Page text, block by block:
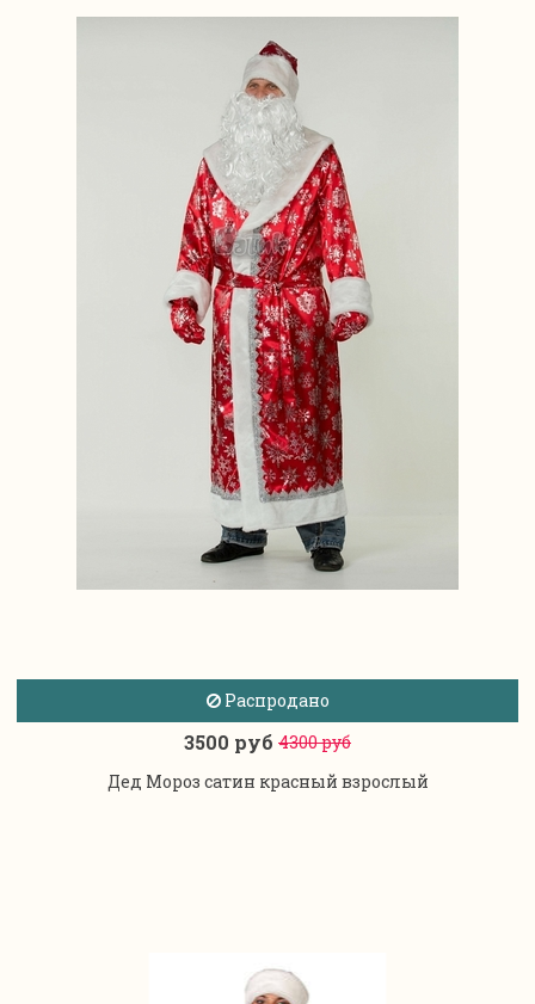
Распродано
3500 руб 4300 руб
Дед Мороз сатин красный взрослый